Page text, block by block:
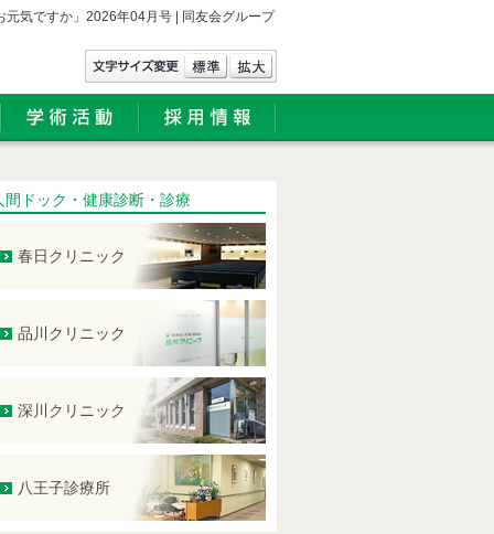
元気ですか」2026年04月号 | 同友会グループ
間ドック・健康診断・診療
春日クリニック
品川クリニック
深川クリニック
八王子診療所